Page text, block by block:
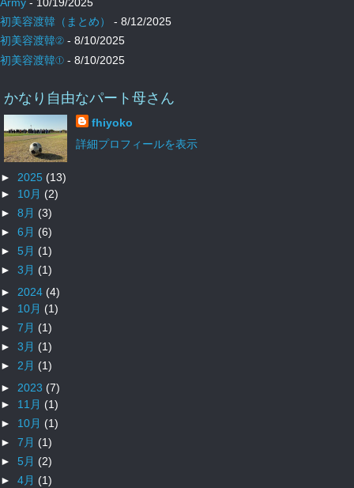
初美容渡韓（まとめ）
- 8/12/2025
初美容渡韓② - 8/10/2025
初美容渡韓① - 8/10/2025
かなり自由なパート母さん
fhiyoko
詳細プロフィールを表示
► 2025 (13)
► 10月 (2)
► 8月 (3)
► 6月 (6)
► 5月 (1)
► 3月 (1)
► 2024 (4)
► 10月 (1)
► 7月 (1)
► 3月 (1)
► 2月 (1)
► 2023 (7)
► 11月 (1)
► 10月 (1)
► 7月 (1)
► 5月 (2)
► 4月 (1)